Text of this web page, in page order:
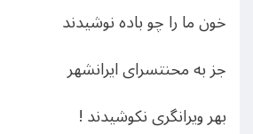
خون ما را چو باده نوشیدند
جز به محنتسرای ایرانشهر
بهر ویرانگری نکوشیدند !